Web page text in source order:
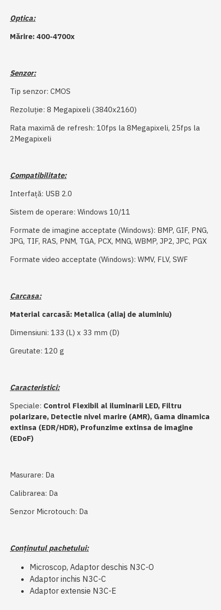
Optica:
Mărire: 400-4700x
Senzor:
Tip senzor: CMOS
Rezoluție: 8 Megapixeli (3840x2160)
Rata maximă de refresh: 10fps la 8Megapixeli, 25fps la
2Megapixeli
Compatibilitate:
Interfață: USB 2.0
Sistem de operare: Windows 10/11
Formate de imagine acceptate (Windows): BMP, GIF, PNG,
JPG, TIF, RAS, PNM, TGA, PCX, MNG, WBMP, JP2, JPC, PGX
Formate video acceptate (Windows): WMV, FLV, SWF
Carcasa:
Material carcasă: Metalica (aliaj de aluminiu)
Dimensiuni: 133 (L) x 33 mm (D)
Greutate: 120 g
Caracteristici:
Speciale: Control Flexibil al iluminarii LED, Filtru
polarizare, Detectie nivel marire (AMR), Gama dinamica
extinsa (EDR/HDR), Profunzime extinsa de imagine
(EDoF)
Masurare: Da
Calibrarea: Da
Senzor Microtouch: Da
Conținutul pachetului:
Microscop, Adaptor deschis N3C-O
Adaptor inchis N3C-C
Adaptor extensie N3C-E